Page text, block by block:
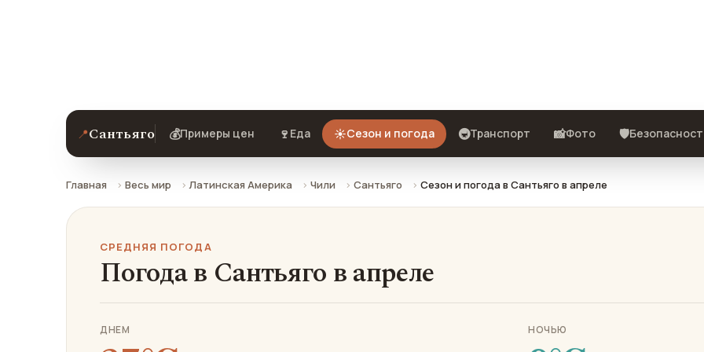
📍Сантьяго 💰Примеры цен 🍷 Еда ☀️Сезон и погода 🚇Транспорт 📸Фото 🛡️
Главная Весь мир Латинская Америка Чили Сантьяго Сезон и погода в Сантьяго в апреле
СРЕДНЯЯ ПОГОДА
Погода в Сантьяго в апреле
ДНЕМ НОЧЬЮ